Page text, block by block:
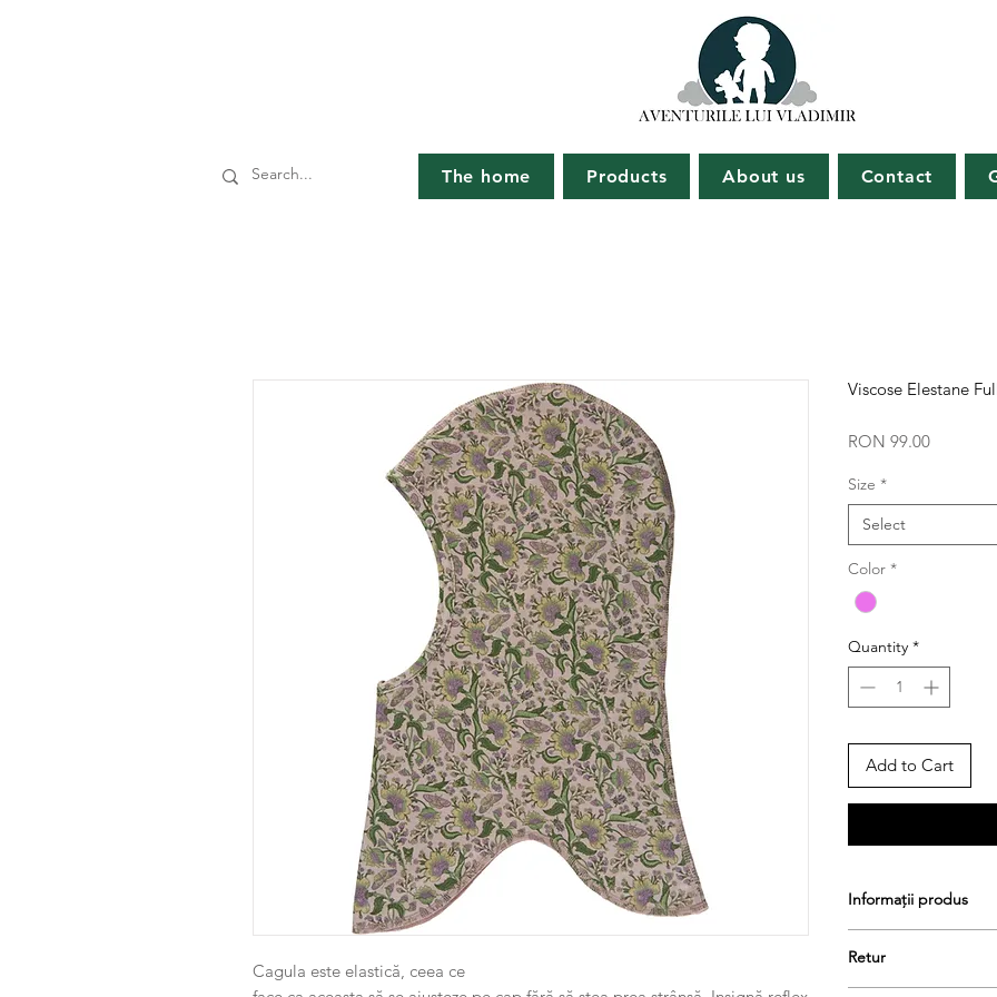
The home Products About us Contact
Cagula este elastică, ceea ce
Viscose Elestane
RON 99.00Price
Size *
Select
Color *
Quantity *
Add to Cart
Informații produs
Retur